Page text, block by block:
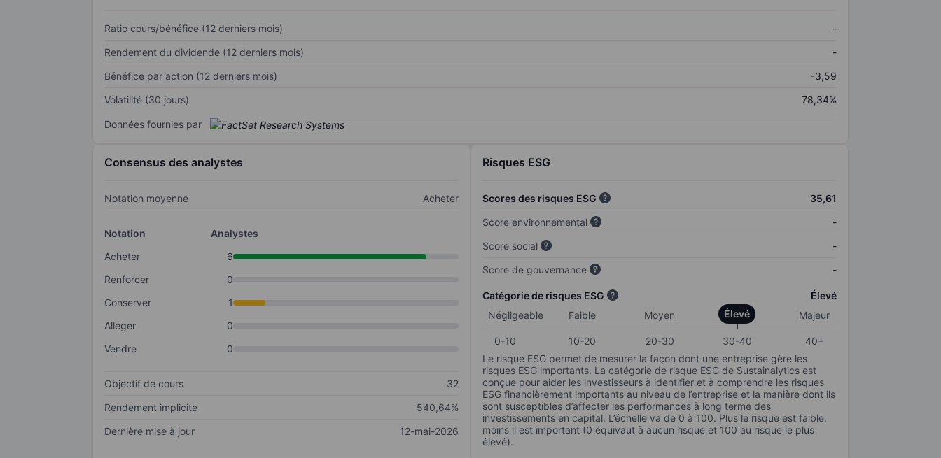
Ratio cours/bénéfice (12 derniers mois)
-
Rendement du dividende (12 derniers mois)
-
Bénéfice par action (12 derniers mois)
-3,59
Volatilité (30 jours)
78,34%
Données fournies par
Consensus des analystes
Notation moyenne Acheter
Notation
Analystes
Acheter
6
Renforcer
0
Conserver
1
Alléger
0
Vendre
0
Objectif de cours
32
Rendement implicite
540,64%
Dernière mise à jour
12-mai-2026
Risques ESG
Scores des risques ESG
35,61
Score environnemental
-
Score social
-
Score de gouvernance
-
Catégorie de risques ESG
Élevé
Négligeable
Faible Moyen Élevé Majeur
0-10 10-20 20-30 30-40
40+
Le risque ESG permet de mesurer la façon dont une entreprise gère les
risques ESG importants. La catégorie de risque ESG de Sustainalytics est
conçue pour aider les investisseurs à identifier et à comprendre les risques
ESG financièrement importants au niveau de l’entreprise et la manière dont ils
sont susceptibles d’affecter les performances à long terme des
investissements en capital. L’échelle va de 0 à 100. Plus le risque est faible,
moins il est important (0 équivaut à aucun risque et 100 au risque le plus
élevé).